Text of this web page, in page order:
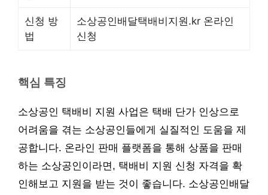
신청 방
법
소상공인배달택배비지원.kr 온라인
신청
핵심 특징
소상공인 택배비 지원 사업은 택배 단가 인상으로
어려움을 겪는 소상공인들에게 실질적인 도움을 제
공합니다. 온라인 판매 플랫폼을 통해 상품을 판매
하는 소상공인이라면, 택배비 지원 신청 자격을 확
인해보고 지원을 받는 것이 좋습니다. 소상공인배달